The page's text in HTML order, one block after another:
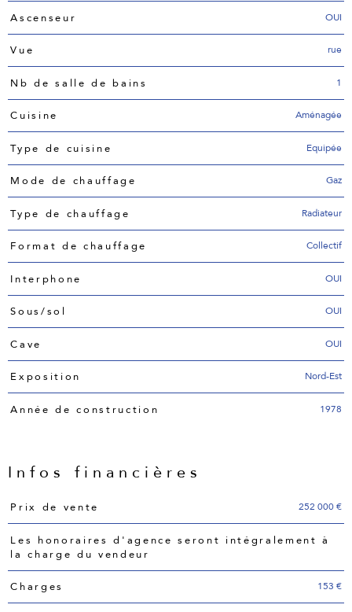
Ascenseur OUI
Vue rue
Nb de salle de bains 1
Cuisine Aménagée
Type de cuisine Equipée
Mode de chauffage Gaz
Type de chauffage Radiateur
Format de chauffage Collectif
Interphone OUI
Sous/sol OUI
Cave OUI
Exposition Nord-Est
Année de construction 1978
Infos financières
Caractéristiques Valeurs
Prix de vente 252 000 €
Les honoraires d'agence seront intégralement à
la charge du vendeur
Charges 153 €